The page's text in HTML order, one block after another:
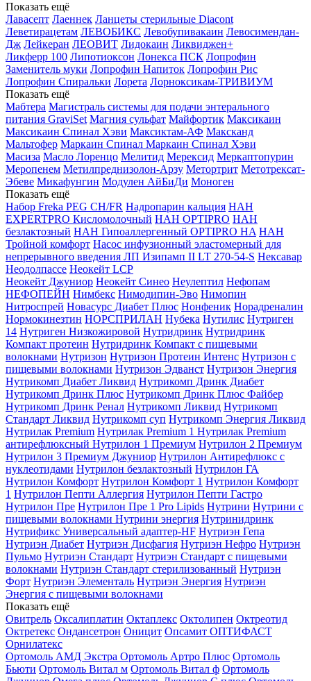
Показать ещё
Лавасепт Лаеннек Ланцеты стерильные Diacont
Леветирацетам ЛЕВОБИКС Левобупивакаин Левосимендан-
Дж Лейкеран ЛЕОВИТ Лидокаин Ликвиджен+
Ликферр 100 Липотиоксон Лонекса ПСК Лопрофин
Заменитель муки Лопрофин Напиток Лопрофин Рис
Лопрофин Спиральки Лорета Лорноксикам-ТРИВИУМ
Показать ещё
Мабтера Магистраль системы для подачи энтерального
питания GraviSet Магния сульфат Майфортик Максикаин
Максикаин Спинал Хэви Максиктам-АФ Максканд
Мальтофер Маркаин Спинал Маркаин Спинал Хэви
Масиза Масло Лоренцо Мелитид Мерексид Меркаптопурин
Меропенем Метилпреднизолон-Арзу Метортрит Метотрексат-
Эбеве Микафунгин Модулен АйБиДи Моноген
Показать ещё
Набор Freka PEG CH/FR Надропарин кальция НАН
EXPERTPRO Кисломолочный НАН OPTIPRO НАН
безлактозный НАН Гипоаллергенный OPTIPRO HA НАН
Тройной комфорт Насос инфузионный эластомерный для
непрерывного введения ЛП Изипамп II LT 270-54-S Нексавар
Неодолпассе Неокейт LCP
Неокейт Джуниор Неокейт Синео Неулептил Нефопам
НЕФОПЕЙН Нимбекс Нимодипин-Эво Нимопин
Нитроспрей Новасурс Диабет Плюс Нонфеник Норадреналин
Нормокинезтин НОРСПРИЛАН Нубека Нутилис Нутриген
14 Нутриген Низкожировой Нутридринк Нутридринк
Компакт протеин Нутридринк Компакт с пищевыми
волокнами Нутризон Нутризон Протеин Интенс Нутризон с
пищевыми волокнами Нутризон Эдванст Нутризон Энергия
Нутрикомп Диабет Ликвид Нутрикомп Дринк Диабет
Нутрикомп Дринк Плюс Нутрикомп Дринк Плюс Файбер
Нутрикомп Дринк Ренал Нутрикомп Ликвид Нутрикомп
Стандарт Ликвид Нутрикомп суп Нутрикомп Энергия Ликвид
Нутрилак Premium Нутрилак Premium 1 Нутрилак Premium
антирефлюксный Нутрилон 1 Премиум Нутрилон 2 Премиум
Нутрилон 3 Премиум Джуниор Нутрилон Антирефлюкс с
нуклеотидами Нутрилон безлактозный Нутрилон ГА
Нутрилон Комфорт Нутрилон Комфорт 1 Нутрилон Комфорт
1 Нутрилон Пепти Аллергия Нутрилон Пепти Гастро
Нутрилон Пре Нутрилон Пре 1 Pro Lipids Нутрини Нутрини с
пищевыми волокнами Нутрини энергия Нутринидринк
Нутрификс Универсальный адаптер-HF Нутриэн Гепа
Нутриэн Диабет Нутриэн Дисфагия Нутриэн Нефро Нутриэн
Пульмо Нутриэн Стандарт Нутриэн Стандарт с пищевыми
волокнами Нутриэн Стандарт стерилизованный Нутриэн
Форт Нутриэн Элементаль Нутриэн Энергия Нутриэн
Энергия с пищевыми волокнами
Показать ещё
Овитрель Оксалиплатин Октаплекс Октолипен Октреотид
Октретекс Ондансетрон Оницит Опсамит ОПТИФАСТ
Орнилатекс
Ортомоль АМД Экстра Ортомоль Артро Плюс Ортомоль
Бьюти Ортомоль Витал м Ортомоль Витал ф Ортомоль